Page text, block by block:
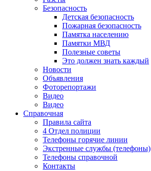
Безопасность
Детская безопасность
Пожарная безопасность
Памятка населению
Памятки МВД
Полезные советы
Это должен знать каждый
Новости
Объявления
Фоторепортажи
Видео
Видео
Справочная
Правила сайта
4 Отдел полиции
Телефоны горячие линии
Экстренные службы (телефоны)
Телефоны справочной
Контакты